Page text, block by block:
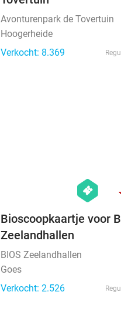
Avonturenpark de Tovertuin
Hoogerheide
Verkocht: 8.369
hexagon
events
Bioscoopkaartje voor
Zeelandhallen
BIOS Zeelandhallen
Goes
Verkocht: 2.526